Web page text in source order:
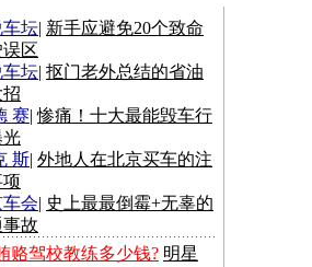
坛| 新手应避免20个致命
区
坛| 抠门老外总结的省油
招
赛|惨痛！十大最能毁车行
光
斯| 外地人在北京买车的注
会| 史上最最倒霉+无辜的
故
赂驾校教练多少钱? 明星